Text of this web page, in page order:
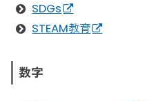
SDGs
STEAM教育
数字